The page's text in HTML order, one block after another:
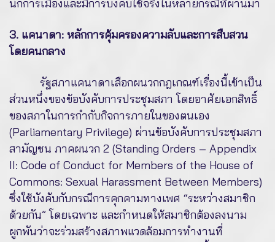
นักการเมืองและมีการบังคับใช้จริงในหลายกรณีที่ผ่านมา
3. แคนาดา: หลักการคุ้มครองความลับและการสืบสวน
โดยคนกลาง
รัฐสภาแคนาดาเลือกผนวกกฎเกณฑ์เรื่องนี้เข้าเป็น
ส่วนหนึ่งของข้อบังคับการประชุมสภา โดยอาศัยเอกสิทธิ์
ของสภาในการกำกับกิจการภายในของตนเอง
(Parliamentary Privilege) ผ่านข้อบังคับการประชุมสภา
สามัญชน ภาคผนวก 2 (Standing Orders – Appendix
II: Code of Conduct for Members of the House of
Commons: Sexual Harassment Between Members)
ซึ่งใช้บังคับกับกรณีการคุกคามทางเพศ “ระหว่างสมาชิก
ด้วยกัน” โดยเฉพาะ และกำหนดให้สมาชิกต้องลงนาม
ผูกพันว่าจะร่วมสร้างสภาพแวดล้อมการทำงานที่